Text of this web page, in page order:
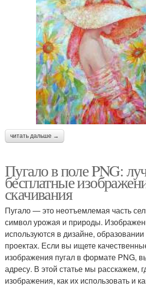
читать дальше →
Пугало в поле PNG:
бесплатные
скачивания
Пугало — это неотъемлемая часть
символ урожая и природы.
используются в дизайне, образовании
проектах. Если вы ищете
изображения пугал в формате PNG,
адресу. В этой статье мы расскажем,
изображения, как их использовать и